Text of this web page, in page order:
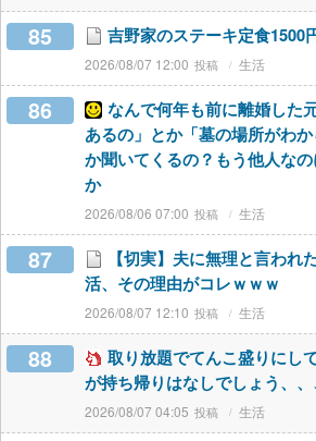
85 吉野家のステーキ定食1500
2026/08/07 12:00 生活
86
なんで何年も前に離婚した
あるの」とか「墓の場所がわ
か聞いてくるの？もう他人な
か
2026/08/06 07:00 生活
87
【切実】夫に無理と言われ
活、その理由がコレｗｗｗ
2026/08/07 12:10 生活
88
取り放題でてんこ盛りにし
が持ち帰りはなしでしょう、、
2026/08/07 04:05 生活